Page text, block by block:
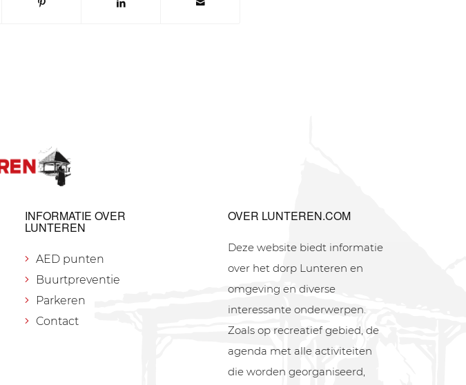
INFORMATIE OVER
LUNTEREN
AED punten
Buurtpreventie
Parkeren
Contact
OVER LUNTEREN.COM
Deze website biedt informatie
over het dorp Lunteren en
omgeving en diverse
interessante onderwerpen.
Zoals op recreatief gebied, de
agenda met alle activiteiten
die worden georganiseerd,